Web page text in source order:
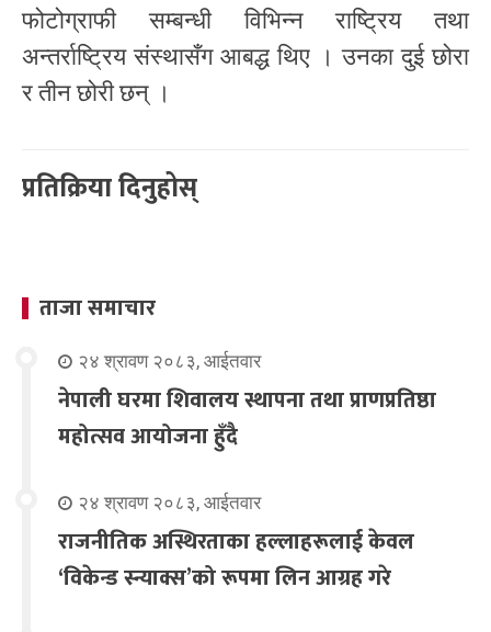
फोटोग्राफी सम्बन्धी विभिन्न राष्ट्रिय तथा
अन्तर्राष्ट्रिय संस्थासँग आबद्ध थिए । उनका दुई छोरा
र तीन छोरी छन् ।
प्रतिक्रिया दिनुहोस्
ताजा समाचार
२४ श्रावण २०८३, आईतवार
नेपाली घरमा शिवालय स्थापना तथा प्राणप्रतिष्ठा
महोत्सव आयोजना हुँदै
२४ श्रावण २०८३, आईतवार
राजनीतिक अस्थिरताका हल्लाहरूलाई केवल
‘विकेन्ड स्न्याक्स’को रूपमा लिन आग्रह गरे